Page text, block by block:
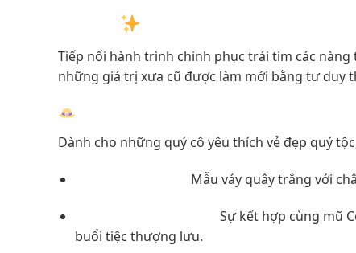
Tiếp nối hành trình chinh phục trái tim các nàng
những giá trị xưa cũ được làm mới bằng tư duy
Dành cho những quý cô yêu thích vẻ đẹp quý
Mẫu váy quây trắng với
Sự kết hợp cùng mũ
buổi tiệc thượng lưu.